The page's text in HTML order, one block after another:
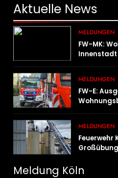
Aktuelle News
MELDUNGEN
FW-MK:
Innenstadt
MELDUNGEN
FW-E:
MELDUNGEN
Feuerwehr
Meldung Köln